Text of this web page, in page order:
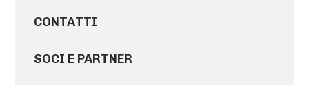
CONTATTI
SOCI E PARTNER